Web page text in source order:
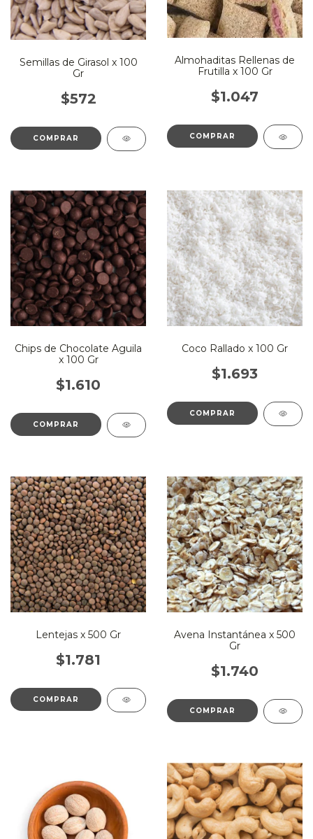
Semillas de Girasol x 100
Gr
$572
Almohaditas Rellenas de
Frutilla x 100 Gr
$1.047
Chips de Chocolate Aguila
x 100 Gr
$1.610
Coco Rallado x 100 Gr
$1.693
Lentejas x 500 Gr
$1.781
Avena Instantánea x 500
Gr
$1.740